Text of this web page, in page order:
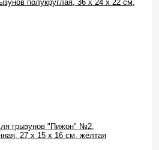
полукруглая, 36 х 24 х 22 см,
грызунов "Пижон" №2,
27 х 15 х 16 см, жёлтая